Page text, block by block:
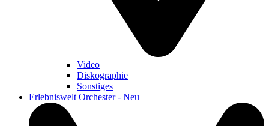
Video
Diskographie
Sonstiges
Erlebniswelt Orchester - Neu